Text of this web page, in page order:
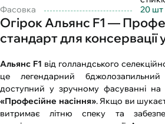
Фасовка
20 шт
Огірок Альянс F1 —
стандарт для
Альянс F1 від голландського
це легендарний
доступний у зручному фасуванні на
«Професійне насіння». Якщо ви
витримає літню спеку та